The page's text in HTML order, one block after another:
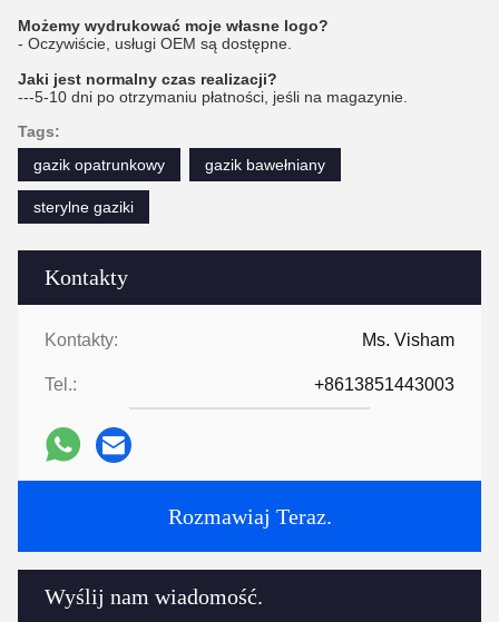
Kontakty
Kontakty: Ms. Visham
Tel.: +8613851443003
Rozmawiaj Teraz.
Wyślij nam wiadomość.
Możemy wydrukować moje własne logo?
- Oczywiście, usługi OEM są dostępne.
Jaki jest normalny czas realizacji?
---5-10 dni po otrzymaniu płatności, jeśli na magazynie.
Tags:
gazik opatrunkowy
gazik bawełniany
sterylne gaziki